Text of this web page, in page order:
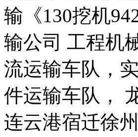
输《130挖机
输公司 工程机
流运输车队，
件运输车队，
连云港宿迁徐